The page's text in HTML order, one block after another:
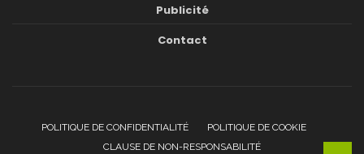
Publicité
Contact
POLITIQUE DE CONFIDENTIALITÉ
POLITIQUE DE COOKIE
CLAUSE DE NON-RESPONSABILITÉ